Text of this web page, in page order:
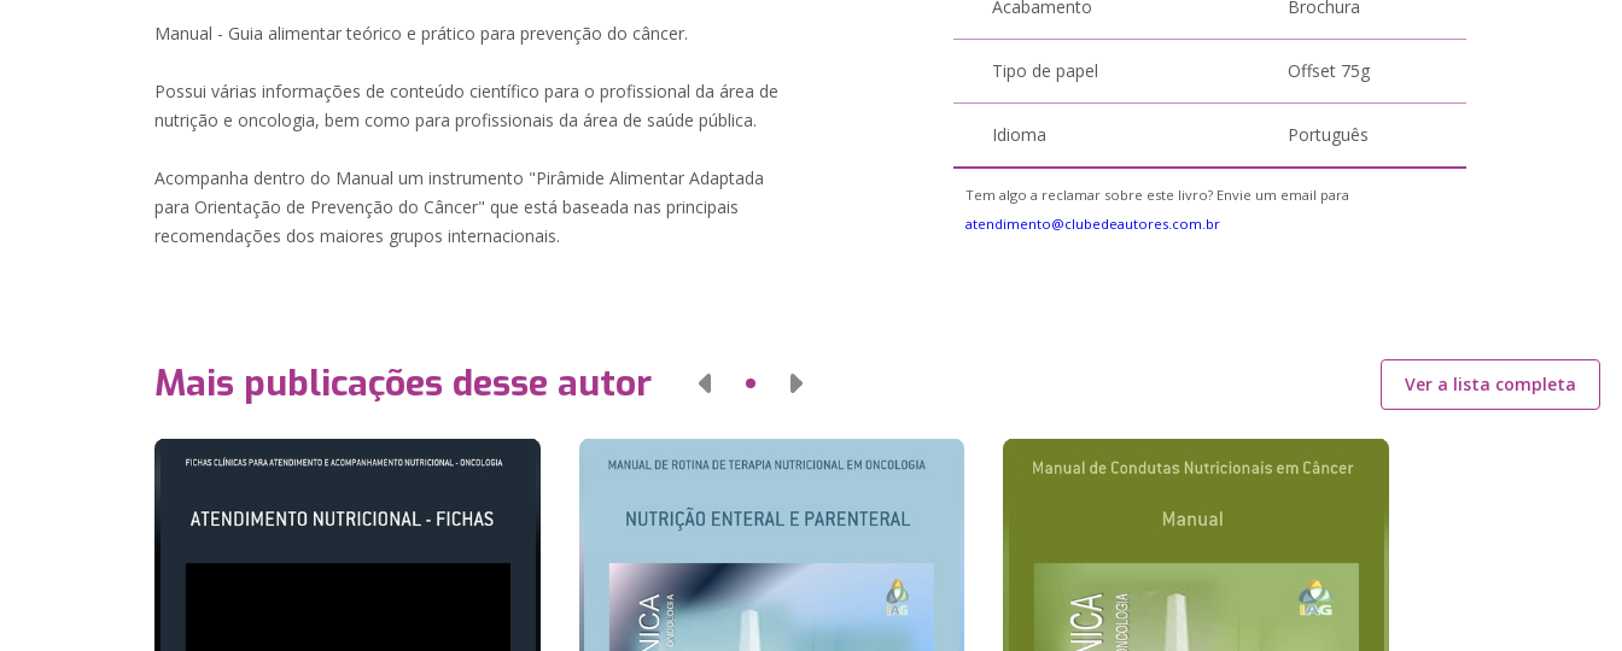
Manual - Guia alimentar teórico e prático para prevenção do câncer.
Possui várias informações de conteúdo científico para o profissional da área de
nutrição e oncologia, bem como para profissionais da área de saúde pública.
Acompanha dentro do Manual um instrumento "Pirâmide Alimentar Adaptada
para Orientação de Prevenção do Câncer" que está baseada nas principais
recomendações dos maiores grupos internacionais.
Acabamento Brochura
Tipo de papel Offset 75g
Idioma Português
Tem algo a reclamar sobre este livro? Envie um email para
atendimento@clubedeautores.com.br
Mais publicações desse autor Ver a lista completa